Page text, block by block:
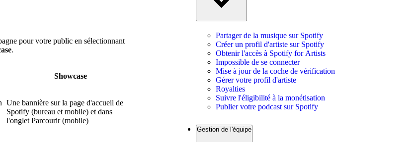
pour votre public en sélectionnant
.
Showcase
Une bannière sur la page d'accueil de
Spotify (bureau et mobile) et dans
l'onglet Parcourir (mobile)
Partager de la musique sur Spotify
Créer un profil d'artiste sur Spotify
Obtenir l'accès à Spotify for Artists
Impossible de se connecter
Mise à jour de la coche de vérification
Gérer votre profil d'artiste
Royalties
Suivre l'éligibilité à la monétisation
Publier votre podcast sur Spotify
Gestion de l'équipe